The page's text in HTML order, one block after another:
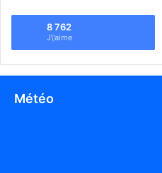
8 762
J\'aime
Météo